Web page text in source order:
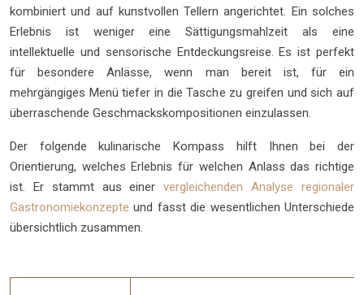
kombiniert und auf kunstvollen Tellern angerichtet. Ein solches
Erlebnis ist weniger eine Sättigungsmahlzeit als eine
intellektuelle und sensorische Entdeckungsreise. Es ist perfekt
für besondere Anlässe, wenn man bereit ist, für ein
mehrgängiges Menü tiefer in die Tasche zu greifen und sich auf
überraschende Geschmackskompositionen einzulassen.
Der folgende kulinarische Kompass hilft Ihnen bei der
Orientierung, welches Erlebnis für welchen Anlass das richtige
ist. Er stammt aus einervergleichenden Analyse regionaler
Gastronomiekonzepte und fasst die wesentlichen Unterschiede
übersichtlich zusammen.